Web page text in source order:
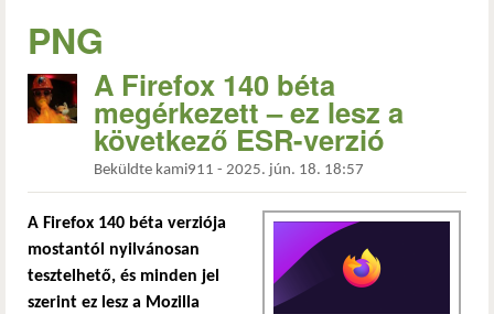
PNG
A Firefox 140 béta
megérkezett – ez lesz a
következő ESR-verzió
Beküldte kami911 - 2025. jún. 18. 18:57
A Firefox 140 béta verziója
mostantól nyilvánosan
tesztelhető, és minden jel
szerint ez lesz a Mozilla